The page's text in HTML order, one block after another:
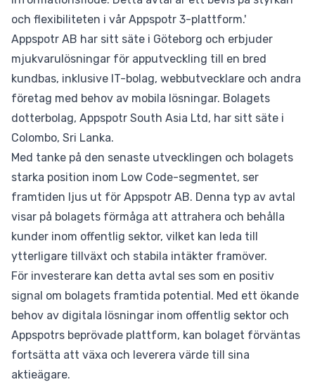
och flexibiliteten i vår Appspotr 3-plattform.'
Appspotr AB har sitt säte i Göteborg och erbjuder
mjukvarulösningar för apputveckling till en bred
kundbas, inklusive IT-bolag, webbutvecklare och andra
företag med behov av mobila lösningar. Bolagets
dotterbolag, Appspotr South Asia Ltd, har sitt säte i
Colombo, Sri Lanka.
Med tanke på den senaste utvecklingen och bolagets
starka position inom Low Code-segmentet, ser
framtiden ljus ut för Appspotr AB. Denna typ av avtal
visar på bolagets förmåga att attrahera och behålla
kunder inom offentlig sektor, vilket kan leda till
ytterligare tillväxt och stabila intäkter framöver.
För investerare kan detta avtal ses som en positiv
signal om bolagets framtida potential. Med ett ökande
behov av digitala lösningar inom offentlig sektor och
Appspotrs beprövade plattform, kan bolaget förväntas
fortsätta att växa och leverera värde till sina
aktieägare.